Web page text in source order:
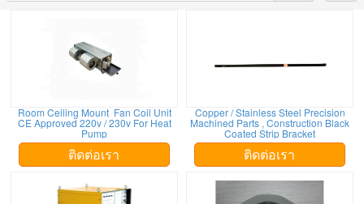
Room Ceiling Mount Fan Coil Unit
CE Approved 220v / 230v For Heat
Pump
ติดต่อเรา
Copper / Stainless Steel Precision
Machined Parts , Construction Black
Coated Strip Bracket
ติดต่อเรา